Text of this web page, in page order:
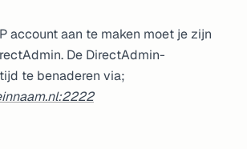
account aan te maken moet je zijn
De DirectAdmin-
te benaderen via;